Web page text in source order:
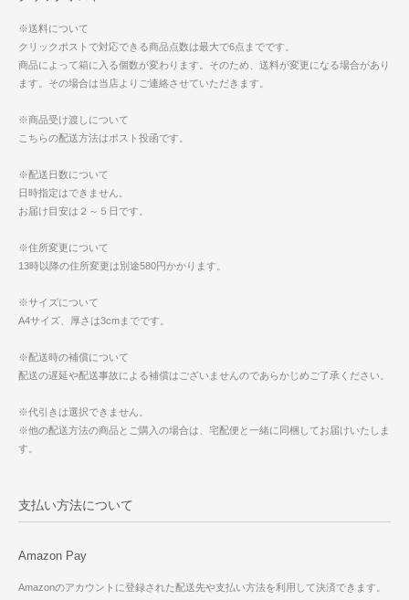
※送料について
クリックポストで対応できる商品点数は最大で6点までです。
商品によって箱に入る個数が変わります。そのため、送料が変更になる場合があり
ます。その場合は当店よりご連絡させていただきます。
※商品受け渡しについて
こちらの配送方法はポスト投函です。
※配送日数について
日時指定はできません。
お届け目安は２～５日です。
※住所変更について
13時以降の住所変更は別途580円かかります。
※サイズについて
A4サイズ、厚さは3cmまでです。
※配送時の補償について
配送の遅延や配送事故による補償はございませんのであらかじめご了承ください。
※代引きは選択できません。
※他の配送方法の商品とご購入の場合は、宅配便と一緒に同梱してお届けいたしま
す。
支払い方法について
Amazon Pay
Amazonのアカウントに登録された配送先や支払い方法を利用して決済できます。